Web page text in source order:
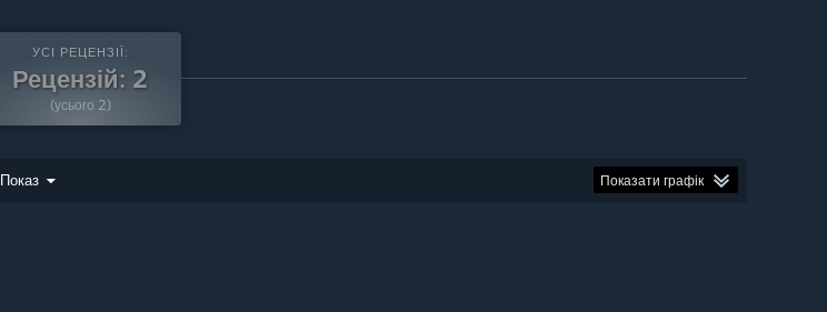
УСІ РЕЦЕНЗІЇ:
Рецензій: 2
(усього 2)
Показ Показати графік